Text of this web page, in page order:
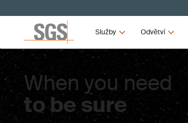
Služby Odvětví
When you need
to be sure